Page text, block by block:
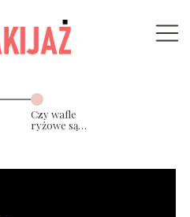
Czy wafle
ryżowe są